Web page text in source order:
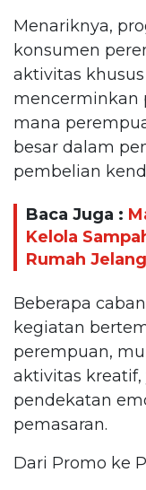
Menariknya,
konsumen
aktivitas
mencerminkan
mana
besar dalam
pembelian
Baca Juga :
Kelola
Rumah
Beberapa
kegiatan
perempuan,
aktivitas
pendekatan
pemasaran.
Dari Promo ke